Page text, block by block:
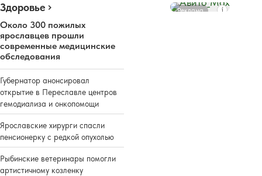
Здоровье
Около 300 пожилых
ярославцев прошли
современные медицинские
обследования
Губернатор анонсировал
открытие в Переславле центров
гемодиализа и онкопомощи
Ярославские хирурги спасли
пенсионерку с редкой опухолью
Рыбинские ветеринары помогли
артистичному козленку
Реклама